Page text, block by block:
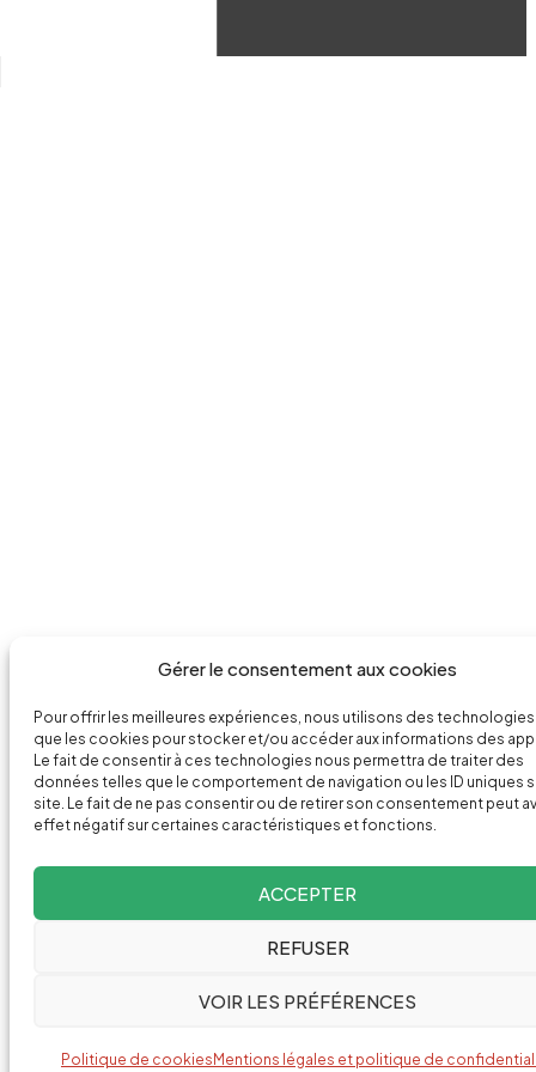
Gérer le consentement aux cookies
Pour offrir les meilleures expériences, nous utilisons des
que les cookies pour stocker et/ou accéder aux informations des
Le fait de consentir à ces technologies nous permettra de traiter des
données telles que le comportement de navigation ou les ID uniques
site. Le fait de ne pas consentir ou de retirer son consentement peut
effet négatif sur certaines caractéristiques et fonctions.
ACCEPTER
REFUSER
VOIR LES PRÉFÉRENCES
Politique de cookies Mentions légales et politique de